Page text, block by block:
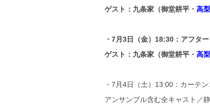
ゲスト：九条家（御堂耕平・ 高
・7月3日（金）18:30：アフタ
ゲスト：九条家（御堂耕平・ 高
・7月4日（土）13:00：カーテ
アンサンブル含む全キャスト／